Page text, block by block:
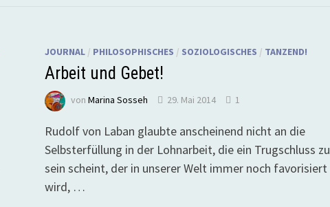
JOURNAL/ PHILOSOPHISCHES / SOZIOLOGISCHES / TANZEND!
Arbeit und Gebet!
von Marina Sosseh 29. Mai 2014 1
Rudolf von Laban glaubte anscheinend nicht an die
Selbsterfüllung in der Lohnarbeit, die ein Trugschluss zu
sein scheint, der in unserer Welt immer noch favorisiert
wird, …